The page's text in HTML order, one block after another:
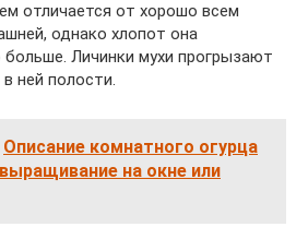
отличается от хорошо всем
однако хлопот она
Личинки мухи прогрызают
ней полости.
Описание комнатного огурца
на окне или